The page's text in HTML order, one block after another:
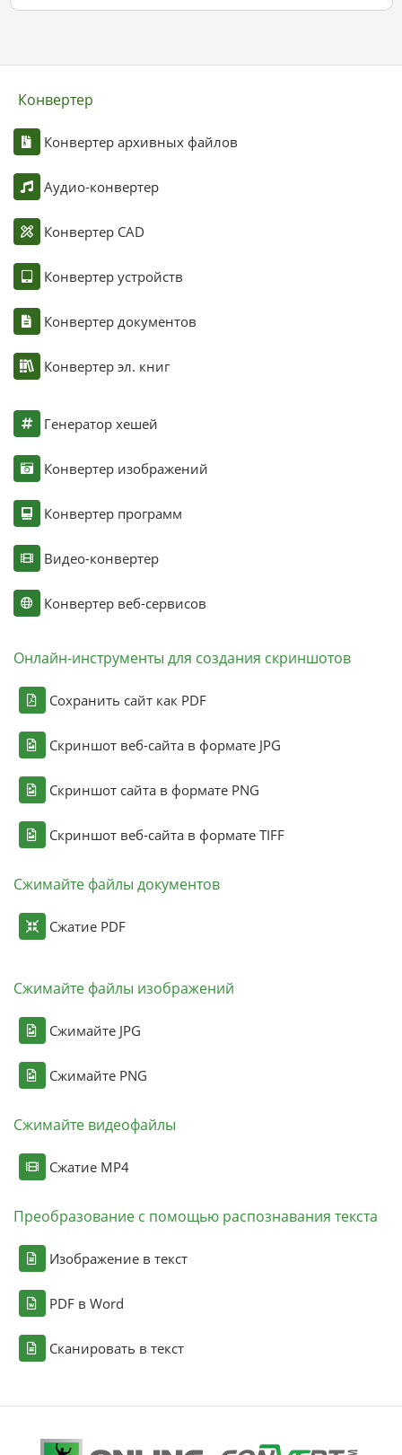
Конвертер
Конвертер архивных файлов
Аудио-конвертер
Конвертер CAD
Конвертер устройств
Конвертер документов
Конвертер эл. книг
Генератор хешей
Конвертер изображений
Конвертер программ
Видео-конвертер
Конвертер веб-сервисов
Онлайн-инструменты для создания скриншотов
Сохранить сайт как PDF
Скриншот веб-сайта в формате JPG
Скриншот сайта в формате PNG
Скриншот веб-сайта в формате TIFF
Сжимайте файлы документов
Сжатие PDF
Сжимайте файлы изображений
Сжимайте JPG
Сжимайте PNG
Сжимайте видеофайлы
Сжатие MP4
Преобразование с помощью распознавания текста
Изображение в текст
PDF в Word
Сканировать в текст